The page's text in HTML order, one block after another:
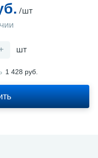
/шт
+ шт
1 428 руб.